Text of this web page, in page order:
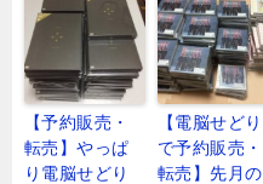
【予約販売・
転売】やっぱ
り電脳せどり
【電脳せどり
で予約販売・
転売】先月の